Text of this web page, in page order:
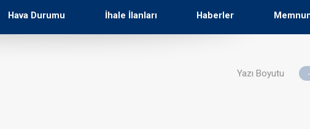
Hava Durumu İhale İlanları Haberler
Yazı Boyutu